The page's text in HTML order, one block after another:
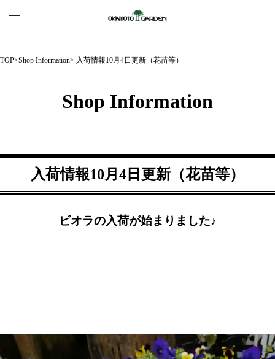
TOP>Shop Information> 入荷情報10月4日更新（花苗等）
Shop Information
入荷情報10月4日更新（花苗等）
ビオラの入荷が始まりました♪